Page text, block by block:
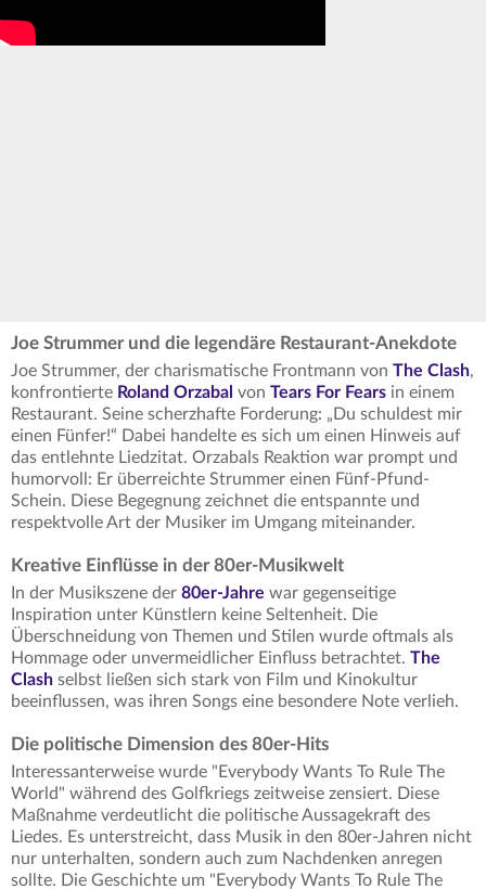
Joe Strummer und die legendäre Restaurant-Anekdote
Joe Strummer, der charismatische Frontmann von The Clash,
konfrontierte Roland Orzabal von Tears For Fears in einem
Restaurant. Seine scherzhafte Forderung: „Du schuldest mir
einen Fünfer!“ Dabei handelte es sich um einen Hinweis auf
das entlehnte Liedzitat. Orzabals Reaktion war prompt und
humorvoll: Er überreichte Strummer einen Fünf-Pfund-
Schein. Diese Begegnung zeichnet die entspannte und
respektvolle Art der Musiker im Umgang miteinander.
Kreative Einflüsse in der 80er-Musikwelt
In der Musikszene der 80er-Jahre war gegenseitige
Inspiration unter Künstlern keine Seltenheit. Die
Überschneidung von Themen und Stilen wurde oftmals als
Hommage oder unvermeidlicher Einfluss betrachtet. The
Clash selbst ließen sich stark von Film und Kinokultur
beeinflussen, was ihren Songs eine besondere Note verlieh.
Die politische Dimension des 80er-Hits
Interessanterweise wurde "Everybody Wants To Rule The
World" während des Golfkriegs zeitweise zensiert. Diese
Maßnahme verdeutlicht die politische Aussagekraft des
Liedes. Es unterstreicht, dass Musik in den 80er-Jahren nicht
nur unterhalten, sondern auch zum Nachdenken anregen
sollte. Die Geschichte um "Everybody Wants To Rule The